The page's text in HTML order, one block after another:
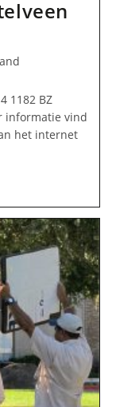
1182 BZ
informatie vind
het internet